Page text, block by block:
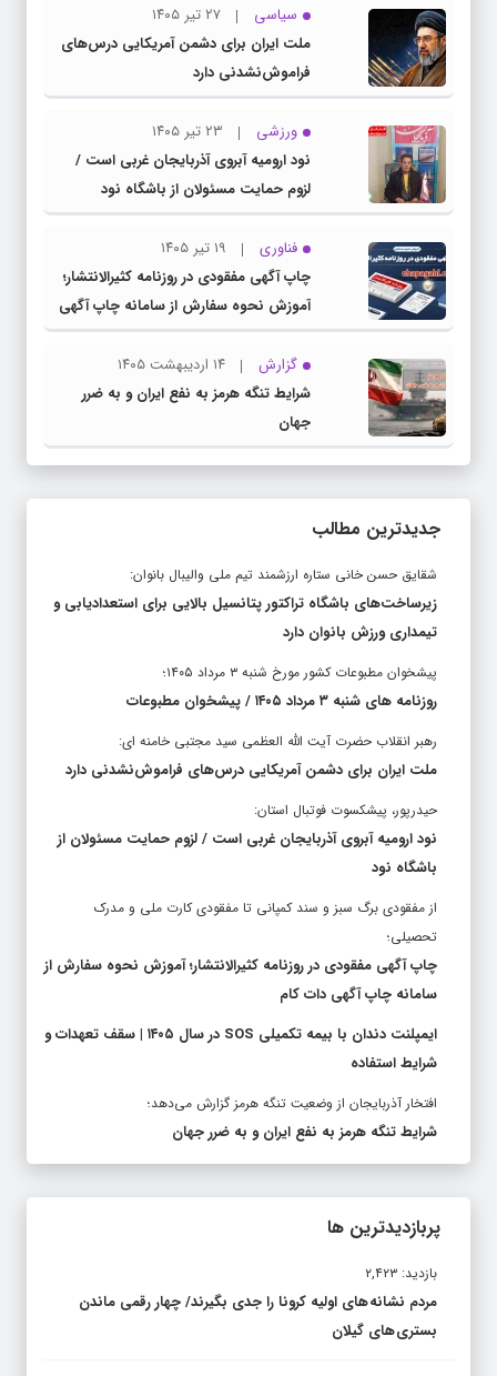
سیاسی
۲۷ تیر ۱۴۰۵
ملت ایران برای دشمن آمریکایی درس‌های
فراموش‌نشدنی دارد
ورزشی
۲۳ تیر ۱۴۰۵
نود ارومیه آبروی آذربایجان غربی است /
لزوم حمایت مسئولان از باشگاه نود
فناوری
۱۹ تیر ۱۴۰۵
چاپ آگهی مفقودی در روزنامه کثیرالانتشار؛
آموزش نحوه سفارش از سامانه چاپ آگهی
دات کام
گزارش
۱۴ اردیبهشت ۱۴۰۵
شرایط تنگه هرمز به نفع ایران و به ضرر
جهان
جدیدترین مطالب
شقایق حسن خانی ستاره ارزشمند تیم ملی والیبال بانوان:
زیرساخت‌های باشگاه تراکتور پتانسیل بالایی برای استعدادیابی و
تیمداری ورزش بانوان دارد
پیشخوان مطبوعات کشور مورخ شنبه ۳ مرداد ۱۴۰۵؛
روزنامه های شنبه ۳ مرداد ۱۴۰۵ / پیشخوان مطبوعات
رهبر انقلاب حضرت آیت الله العظمی سید مجتبی خامنه ای:
ملت ایران برای دشمن آمریکایی درس‌های فراموش‌نشدنی دارد
حیدرپور، پیشکسوت فوتبال استان:
نود ارومیه آبروی آذربایجان غربی است / لزوم حمایت مسئولان از
باشگاه نود
از مفقودی برگ سبز و سند کمپانی تا مفقودی کارت ملی و مدرک
تحصیلی؛
چاپ آگهی مفقودی در روزنامه کثیرالانتشار؛ آموزش نحوه سفارش از
سامانه چاپ آگهی دات کام
ایمپلنت دندان با بیمه تکمیلی SOS در سال ۱۴۰۵ | سقف تعهدات و
شرایط استفاده
افتخار آذربایجان از وضعیت تنگه هرمز گزارش می‌دهد؛
شرایط تنگه هرمز به نفع ایران و به ضرر جهان
پربازدیدترین ها
بازدید: ۲,۴۲۳
مردم نشانه های اولیه کرونا را جدی بگیرند/ چهار رقمی ماندن
بستری های گیلان